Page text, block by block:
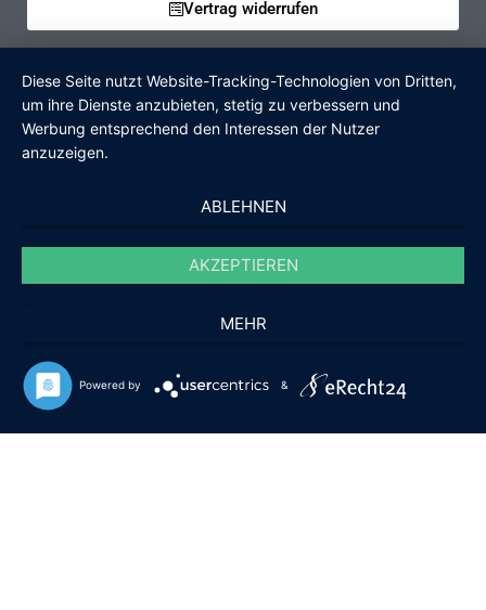
Vertrag widerrufen
Hinweise zur Batterieentsorgung
Altgeräteverordnung
Verpackungsregister
© Notleuchten.de 2026
Diese Seite nutzt Website-Tracking-Technologien von Dritten,
um ihre Dienste anzubieten, stetig zu verbessern und
Werbung entsprechend den Interessen der Nutzer
anzuzeigen.
ABLEHNEN
AKZEPTIEREN
MEHR
Powered by &